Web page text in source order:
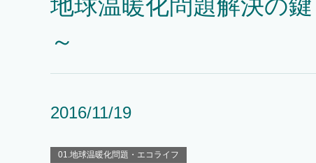
地球温暖化問題解決の
～
2016/11/19
01.地球温暖化問題・エコライフ